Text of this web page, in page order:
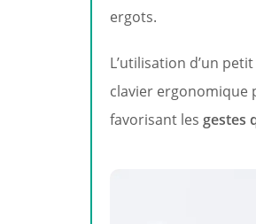
ergots.
L’utilisation d’un
clavier ergonomique
favorisant les gestes